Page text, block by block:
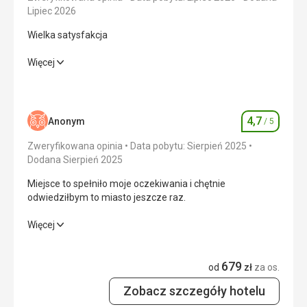
Lipiec 2026
Wielka satysfakcja
Wielka satysfakcja
Zakwaterowanie 5,0/ 5
Okolica
Cena
Różnorodność, różnorodność, wysoki poziom
Więcej
Anonym Ocena
4,7 / 5
Zweryfikowana opinia
Data pobytu: Sierpień 2025
Dodana Sierpień 2025
Miejsce to spełniło moje oczekiwania i chętnie
odwiedziłbym to miasto jeszcze raz.
Miejsce to spełniło moje oczekiwania i chętnie
5,0 / 5
5,0
Więcej
od 679 zł za os.
Zobacz szczegóły hotelu